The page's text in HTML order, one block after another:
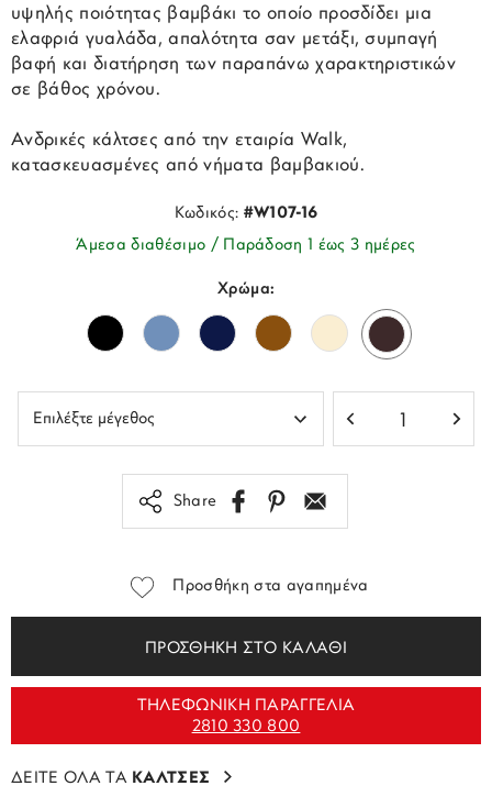
υψηλής ποιότητας βαμβάκι το οποίο προσδίδει μια
ελαφριά γυαλάδα, απαλότητα σαν μετάξι, συμπαγή
βαφή και διατήρηση των παραπάνω χαρακτηριστικών
σε βάθος χρόνου.
Ανδρικές κάλτσες από την εταιρία Walk,
κατασκευασμένες από νήματα βαμβακιού.
Κωδικός: #W107-16
Άμεσα διαθέσιμο / Παράδοση 1 έως 3 ημέρες
Χρώμα:
Share
Προσθήκη στα αγαπημένα
ΠΡΟΣΘΗΚΗ ΣΤΟ ΚΑΛΑΘΙ
ΤΗΛΕΦΩΝΙΚΗ ΠΑΡΑΓΓΕΛΙΑ
2810 330 800
ΔΕΙΤΕ ΟΛΑ ΤΑ ΚΑΛΤΣΕΣ